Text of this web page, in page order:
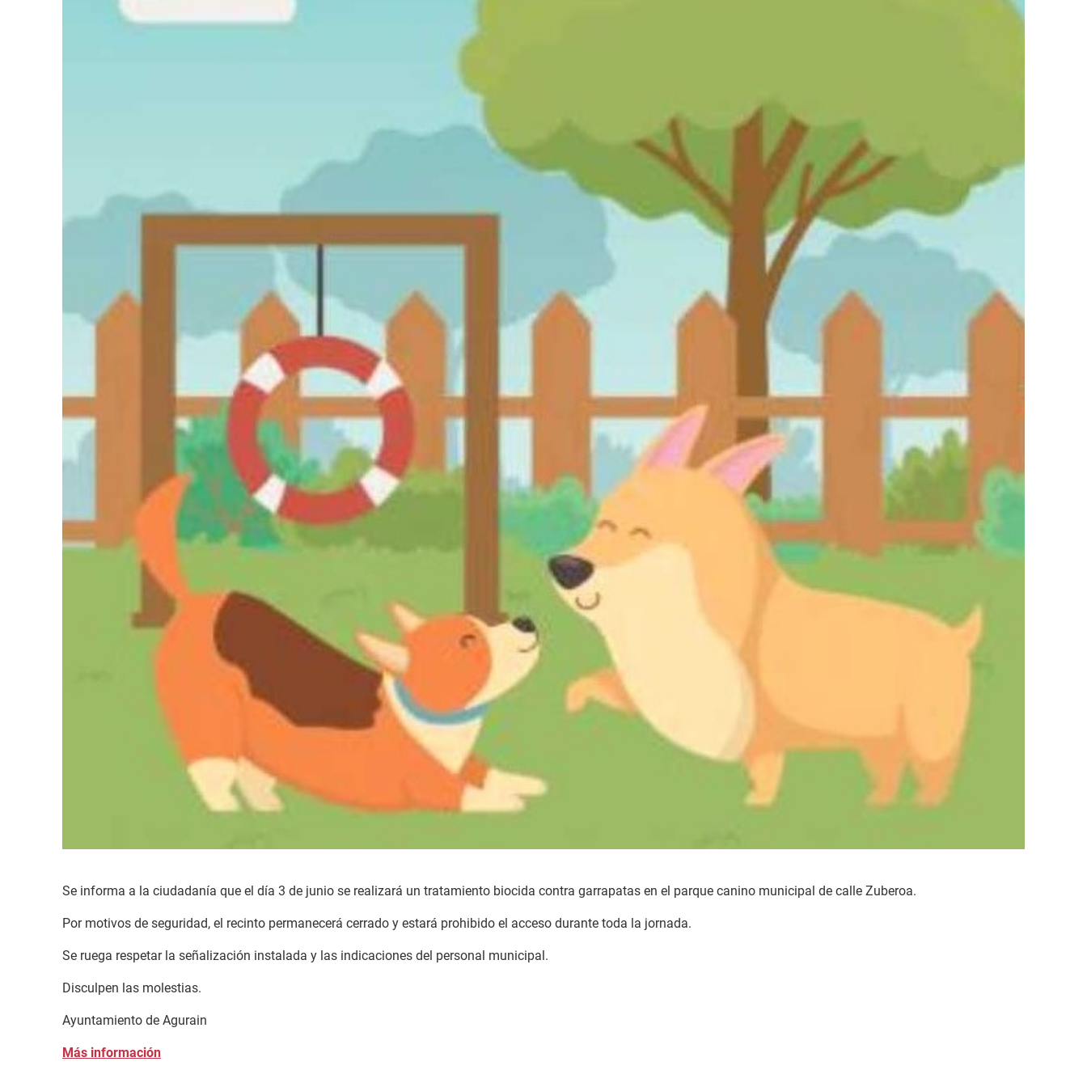
Se informa a la ciudadanía que el día 3 de junio se realizará un tratamiento biocida contra garrapatas en el parque canino municipal de calle Zuberoa.
Por motivos de seguridad, el recinto permanecerá cerrado y estará prohibido el acceso durante toda la jornada.
Se ruega respetar la señalización instalada y las indicaciones del personal municipal.
Disculpen las molestias.
Ayuntamiento de Agurain
Más información